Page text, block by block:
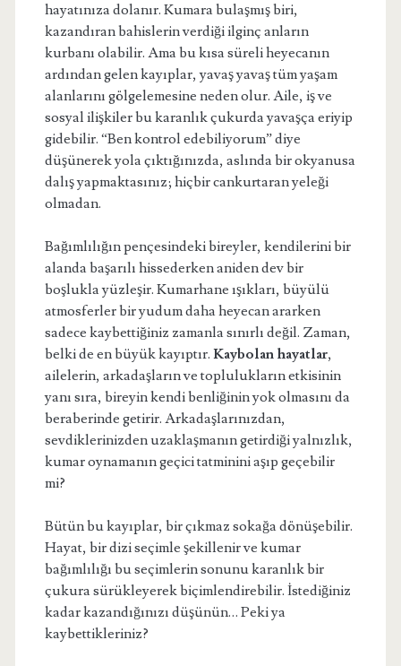
hayatınıza dolanır. Kumara bulaşmış biri,
kazandıran bahislerin verdiği ilginç anların
kurbanı olabilir. Ama bu kısa süreli heyecanın
ardından gelen kayıplar, yavaş yavaş tüm yaşam
alanlarını gölgelemesine neden olur. Aile, iş ve
sosyal ilişkiler bu karanlık çukurda yavaşça eriyip
gidebilir. “Ben kontrol edebiliyorum” diye
düşünerek yola çıktığınızda, aslında bir okyanusa
dalış yapmaktasınız; hiçbir cankurtaran yeleği
olmadan.
Bağımlılığın pençesindeki bireyler, kendilerini bir
alanda başarılı hissederken aniden dev bir
boşlukla yüzleşir. Kumarhane ışıkları, büyülü
atmosferler bir yudum daha heyecan ararken
sadece kaybettiğiniz zamanla sınırlı değil. Zaman,
belki de en büyük kayıptır. Kaybolan hayatlar,
ailelerin, arkadaşların ve toplulukların etkisinin
yanı sıra, bireyin kendi benliğinin yok olmasını da
beraberinde getirir. Arkadaşlarınızdan,
sevdiklerinizden uzaklaşmanın getirdiği yalnızlık,
kumar oynamanın geçici tatminini aşıp geçebilir
mi?
Bütün bu kayıplar, bir çıkmaz sokağa dönüşebilir.
Hayat, bir dizi seçimle şekillenir ve kumar
bağımlılığı bu seçimlerin sonunu karanlık bir
çukura sürükleyerek biçimlendirebilir. İstediğiniz
kadar kazandığınızı düşünün… Peki ya
kaybettikleriniz?